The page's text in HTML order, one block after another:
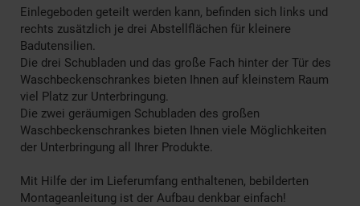
Einlegeboden geteilt werden kann, befinden sich links und
rechts zusätzlich je drei Abstellflächen für kleinere
Badutensilien.
Die drei Schubladen und das große Fach hinter der Tür des
Waschbeckenschrankes bieten Ihnen auf kleinstem Raum
viel Platz zur Unterbringung.
Die zwei geräumigen Schubladen des großen
Waschbeckenschrankes bieten Ihnen viele Möglichkeiten
der Unterbringung all Ihrer Produkte.
Mit Hilfe der im Lieferumfang enthaltenen, bebilderten
Montageanleitung ist der Aufbau denkbar einfach!